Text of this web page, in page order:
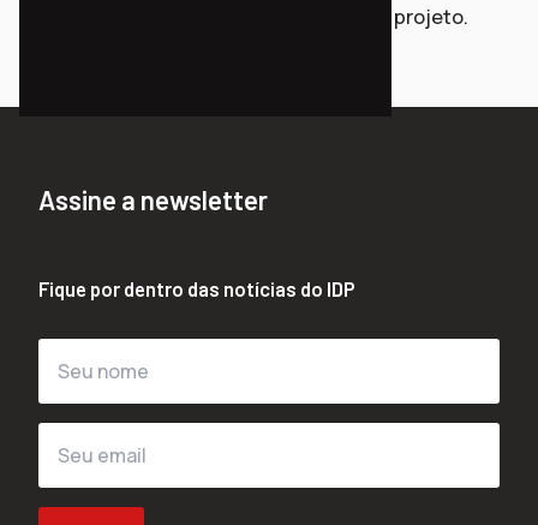
Em breve lançaremos novidades do projeto.
Assine a newsletter
Fique por dentro das notícias do IDP